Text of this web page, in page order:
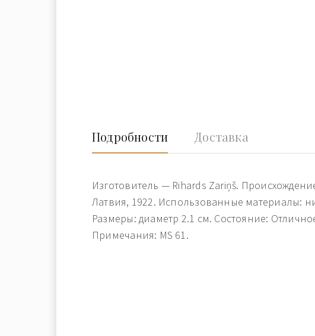
Подробности Доставка
Изготовитель — Rihards Zariņš.
Латвия, 1922. Использованные материалы:
Размеры: диаметр 2.1 см. Состояние:
Примечания: MS 61.